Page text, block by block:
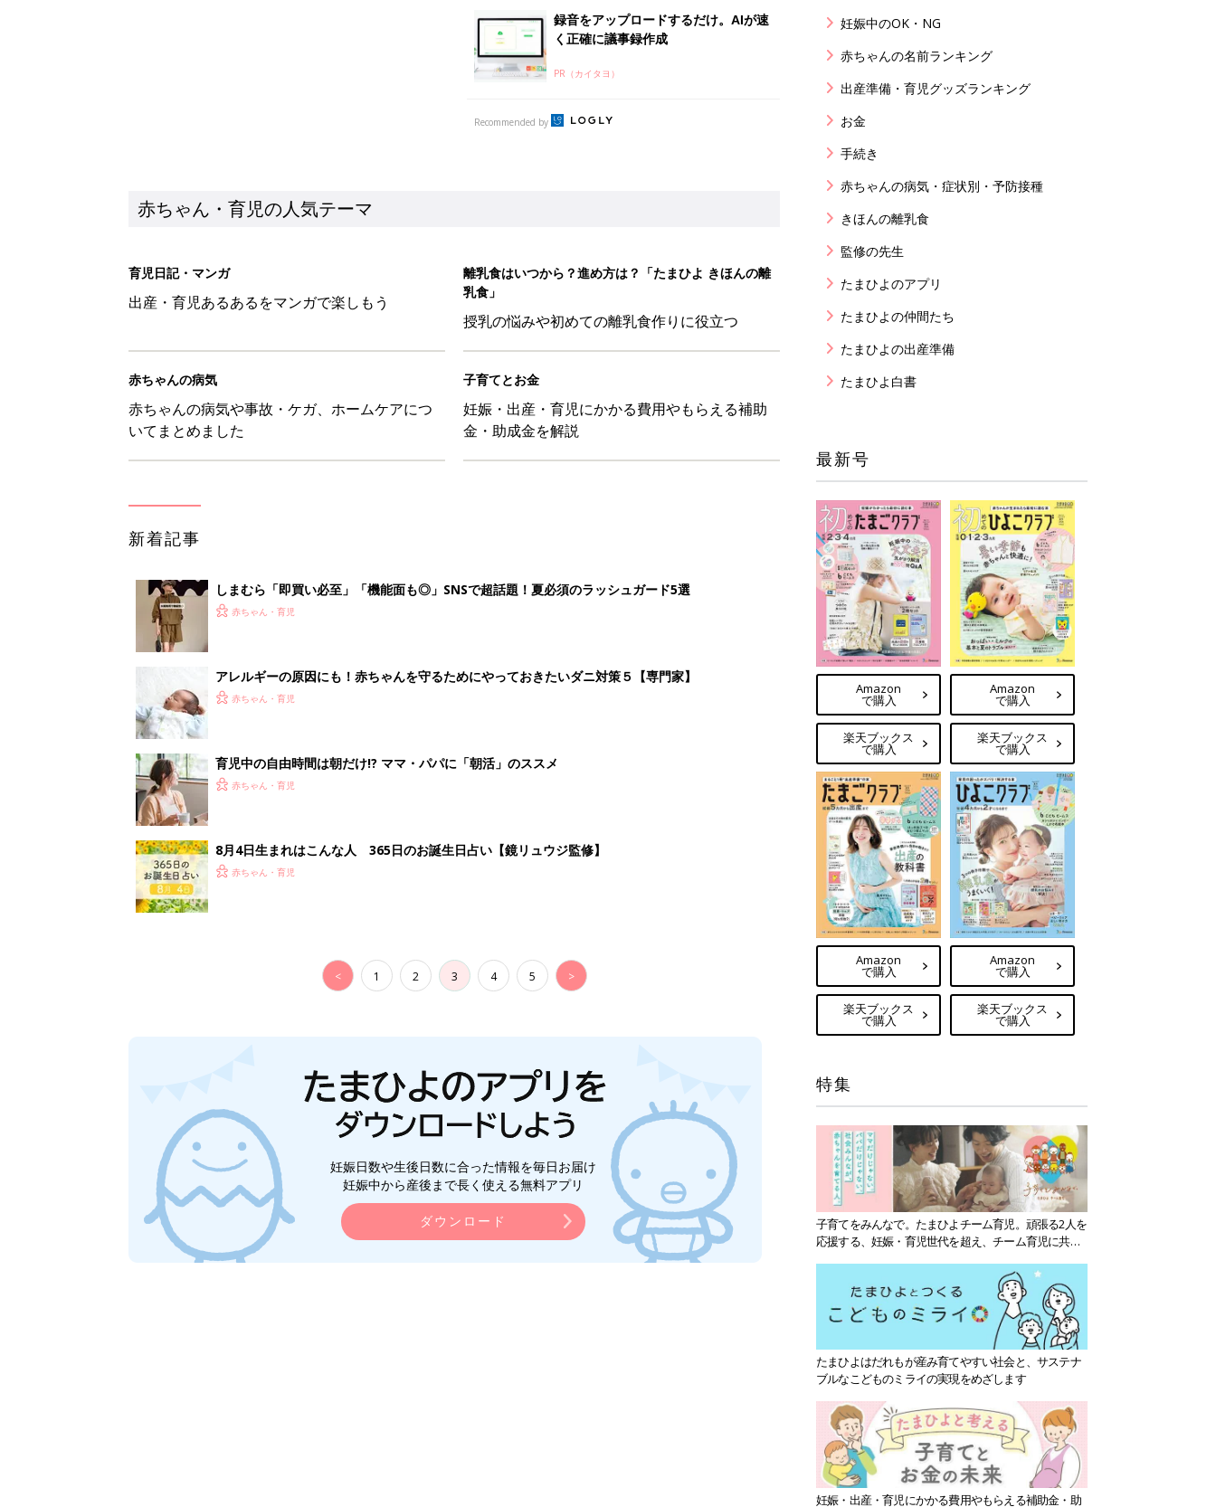
録音をアップロードするだけ。AIが速
く正確に議事録作成
PR（カイタヨ）
Recommended by
赤ちゃん・育児の人気テーマ
育児日記・マンガ
出産・育児あるあるをマンガで楽しもう
離乳食はいつから？進め方は？「たまひよ きほんの離
乳食」
授乳の悩みや初めての離乳食作りに役立つ
赤ちゃんの病気
赤ちゃんの病気や事故・ケガ、ホームケアにつ
いてまとめました
子育てとお金
妊娠・出産・育児にかかる費用やもらえる補助
金・助成金を解説
新着記事
しまむら「即買い必至」「機能面も◎」SNSで超話題！夏必須のラッシュガード5選
赤ちゃん・育児
アレルギーの原因にも！赤ちゃんを守るためにやっておきたいダニ対策５【専門家】
赤ちゃん・育児
育児中の自由時間は朝だけ!? ママ・パパに「朝活」のススメ
赤ちゃん・育児
8月4日生まれはこんな人 365日のお誕生日占い【鏡リュウジ監修】
赤ちゃん・育児
< 1 2 3 4 5 >
妊娠日数や生後日数に合った情報を毎日お届け
妊娠中から産後まで長く使える無料アプリ
ダウンロード
妊娠中のOK・NG
赤ちゃんの名前ランキング
出産準備・育児グッズランキング
お金
手続き
赤ちゃんの病気・症状別・予防接種
きほんの離乳食
監修の先生
たまひよのアプリ
たまひよの仲間たち
たまひよの出産準備
たまひよ白書
最新号
Amazon
で購入
楽天ブックス
で購入
Amazon
で購入
楽天ブックス
で購入
Amazon
で購入
楽天ブックス
で購入
Amazon
で購入
楽天ブックス
で購入
特集
子育てをみんなで。たまひよチーム育児。頑張る2人を
応援する、妊娠・育児世代を超え、チーム育児に共感
たまひよはだれもが産み育てやすい社会と、サステナ
ブルなこどものミライの実現をめざします
妊娠・出産・育児にかかる費用やもらえる補助金・助